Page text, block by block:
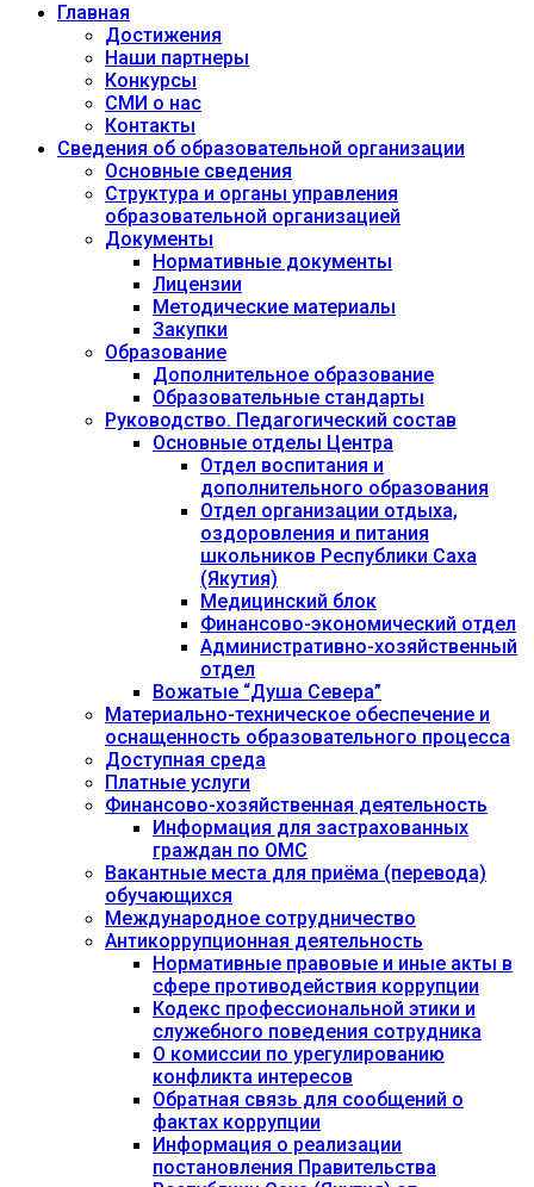
Главная
Достижения
Наши партнеры
Конкурсы
СМИ о нас
Контакты
Сведения об образовательной организации
Основные сведения
Структура и органы управления
образовательной организацией
Документы
Нормативные документы
Лицензии
Методические материалы
Закупки
Образование
Дополнительное образование
Образовательные стандарты
Руководство. Педагогический состав
Основные отделы Центра
Отдел воспитания и
дополнительного образования
Отдел организации отдыха,
оздоровления и питания
школьников Республики Саха
(Якутия)
Медицинский блок
Финансово-экономический отдел
Административно-хозяйственный
отдел
Вожатые “Душа Севера”
Материально-техническое обеспечение и
оснащенность образовательного процесса
Доступная среда
Платные услуги
Финансово-хозяйственная деятельность
Информация для застрахованных
граждан по ОМС
Вакантные места для приёма (перевода)
обучающихся
Международное сотрудничество
Антикоррупционная деятельность
Нормативные правовые и иные акты в
сфере противодействия коррупции
Кодекс профессиональной этики и
служебного поведения сотрудника
О комиссии по урегулированию
конфликта интересов
Обратная связь для сообщений о
фактах коррупции
Информация о реализации
постановления Правительства